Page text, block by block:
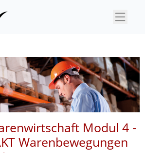
×
Modul 4 -
Warenbewegungen